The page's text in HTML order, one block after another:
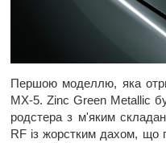
Першою моделлю, яка
MX-5. Zinc Green Metallic
родстера з м'яким
RF із жорстким дахом, що